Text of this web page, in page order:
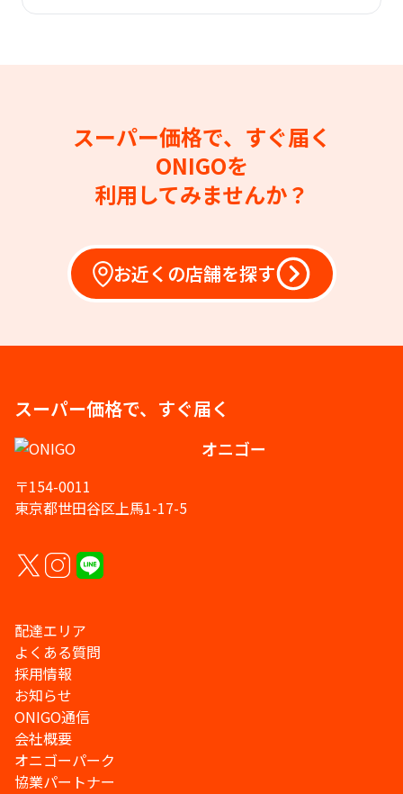
スーパー価格で、すぐ届く
ONIGOを
利用してみませんか？
お近くの店舗を探す
スーパー価格で、すぐ届く
オニゴー
〒154-0011
東京都世田谷区上馬1-17-5
配達エリア
よくある質問
採用情報
お知らせ
ONIGO通信
会社概要
オニゴーパーク
協業パートナー